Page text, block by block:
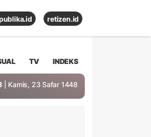
retizen.id
TV INDEKS
| Kamis, 23 Safar 1448